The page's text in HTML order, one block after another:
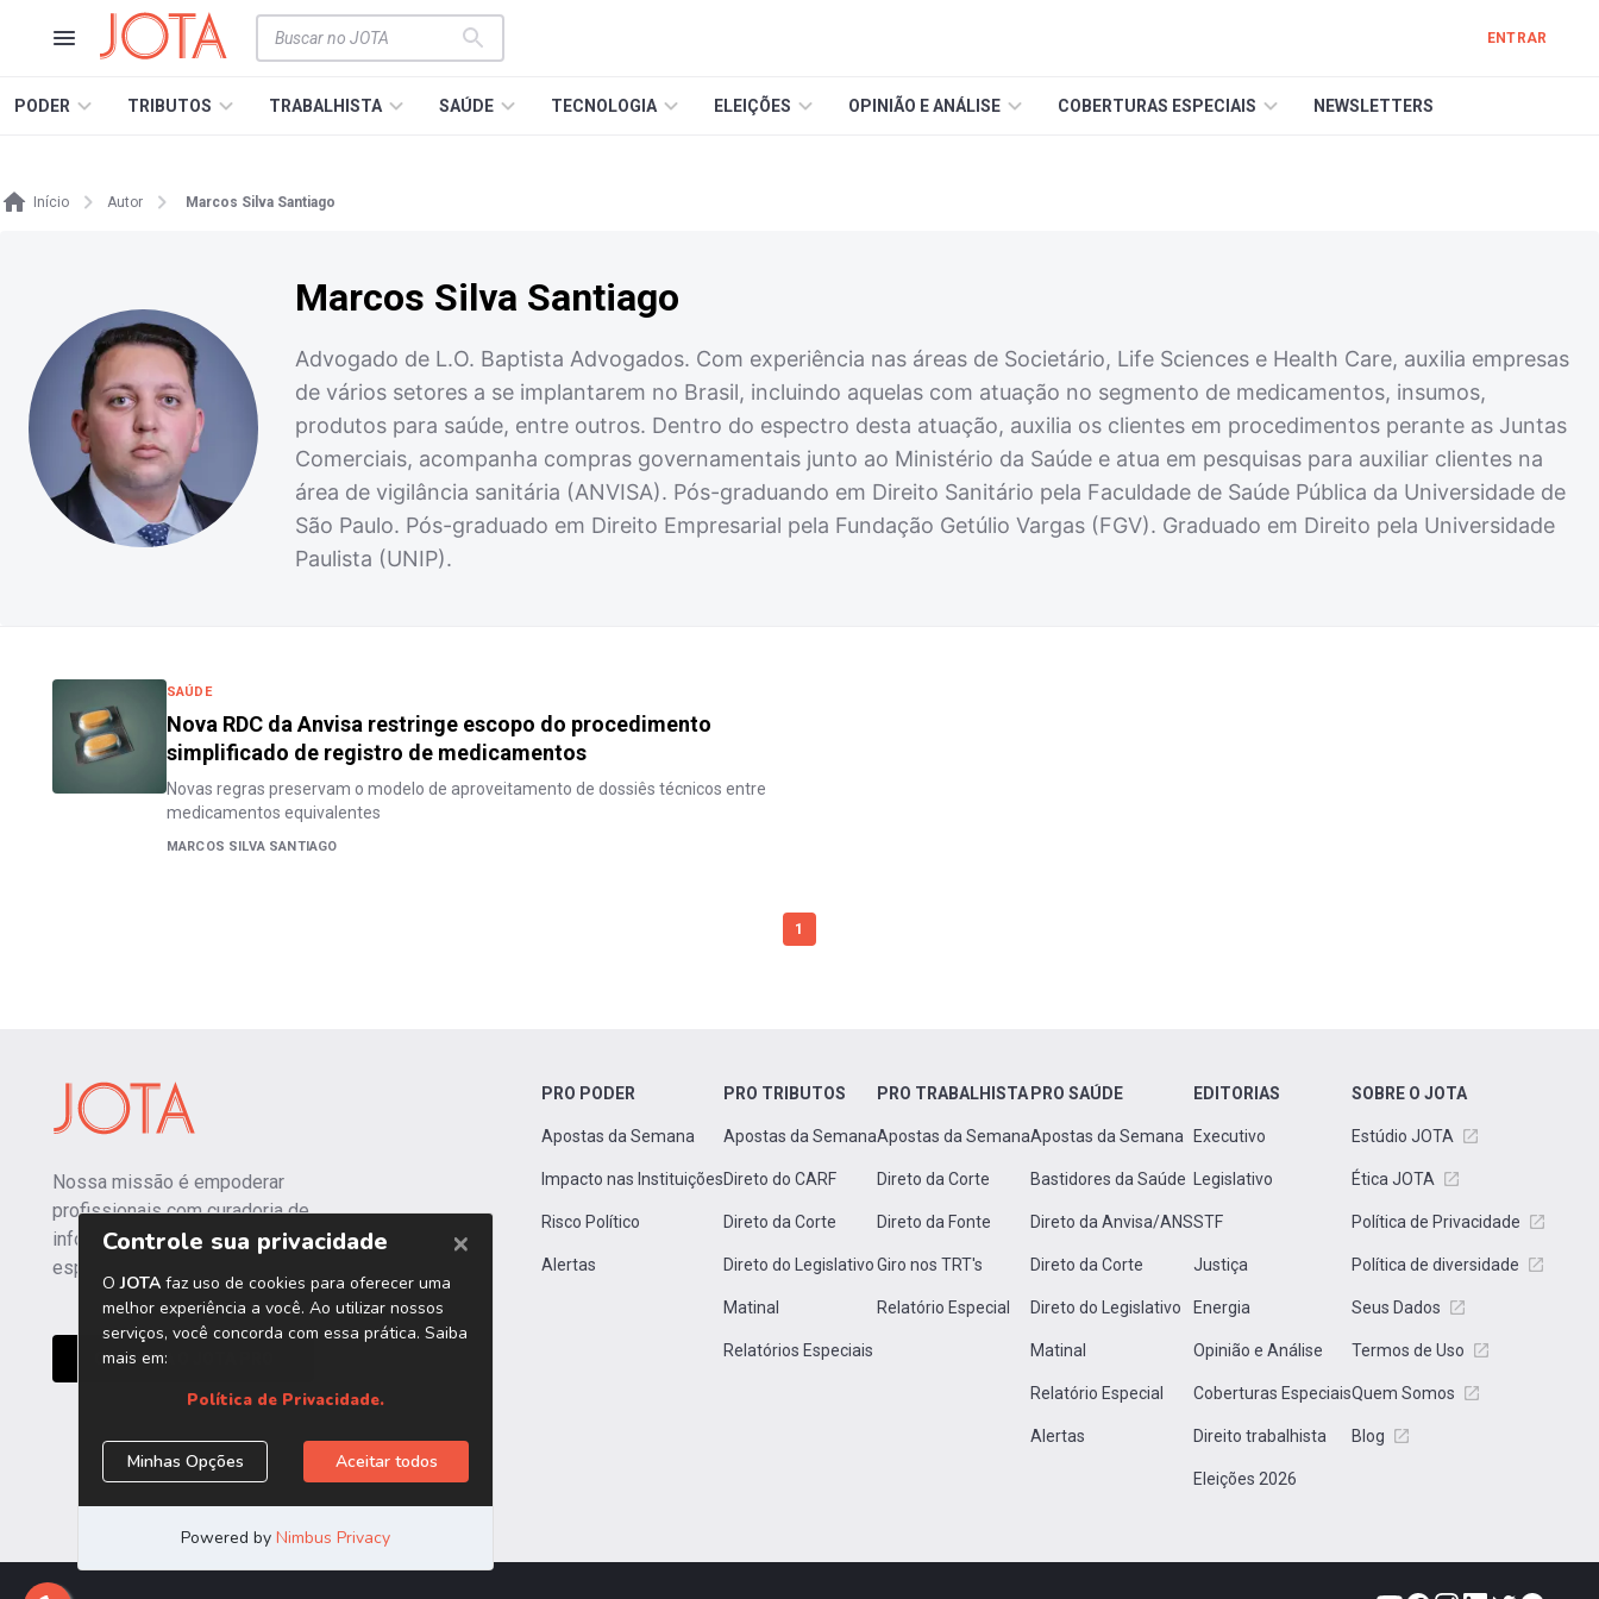
ENTRAR
PODER TRIBUTOS TRABALHISTA SAÚDE TECNOLOGIA ELEIÇÕES OPINIÃO E ANÁLISE COBERTURAS ESPECIAIS NEWSLETTERS
Início Autor Marcos Silva Santiago
Marcos Silva Santiago
Advogado de L.O. Baptista Advogados. Com experiência nas áreas de Societário, Life Sciences e Health Care, auxilia empresas
de vários setores a se implantarem no Brasil, incluindo aquelas com atuação no segmento de medicamentos, insumos,
produtos para saúde, entre outros. Dentro do espectro desta atuação, auxilia os clientes em procedimentos perante as Juntas
Comerciais, acompanha compras governamentais junto ao Ministério da Saúde e atua em pesquisas para auxiliar clientes na
área de vigilância sanitária (ANVISA). Pós-graduando em Direito Sanitário pela Faculdade de Saúde Pública da Universidade de
São Paulo. Pós-graduado em Direito Empresarial pela Fundação Getúlio Vargas (FGV). Graduado em Direito pela Universidade
Paulista (UNIP).
SAÚDE
Nova RDC da Anvisa restringe escopo do procedimento
simplificado de registro de medicamentos
Novas regras preservam o modelo de aproveitamento de dossiês técnicos entre
medicamentos equivalentes
MARCOS SILVA SANTIAGO
1
Nossa missão é empoderar
profissionais com curadoria de
informações independentes e
especializadas.
CONHEÇA O JOTA PRO
PRO PODER
Apostas da Semana
Impacto nas Instituições
Risco Político
Alertas
PRO TRIBUTOS
Apostas da Semana
Direto do CARF
Direto da Corte
Direto do Legislativo
Matinal
Relatórios Especiais
PRO TRABALHISTA
Apostas da Semana
Direto da Corte
Direto da Fonte
Giro nos TRT's
Relatório Especial
PRO SAÚDE
Apostas da Semana
Bastidores da Saúde
Direto da Anvisa/ANS
Direto da Corte
Direto do Legislativo
Matinal
Relatório Especial
Alertas
EDITORIAS
Executivo
Legislativo
STF
Justiça
Energia
Opinião e Análise
Coberturas Especiais
Direito trabalhista
Eleições 2026
SOBRE O JOTA
Estúdio JOTA
Ética JOTA
Política de Privacidade
Política de diversidade
Seus Dados
Termos de Uso
Quem Somos
Blog